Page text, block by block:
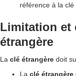
référence à la
Limitation et
étrangère
La clé étrangère doit
La clé étrangère